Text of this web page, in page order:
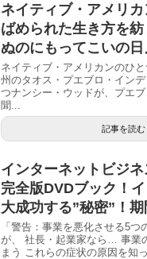
ネイティブ・アメリ
ばめられた生き方を
ぬのにもってこいの日
ネイティブ・アメリカンのひ
州のタオス・プエブロ・イン
つナンシー・ウッドが、プエ
聞...
記事を読む
インターネットビジ
完全版DVDブック！
大成功する”秘密”！期
「警告：事業を悪化させる5つ
が、 社長・起業家なら… 事業
まう これらの症状の原因を知